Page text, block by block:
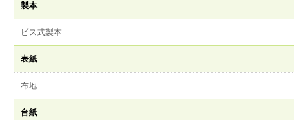
製本
ビス式製本
表紙
布地
台紙